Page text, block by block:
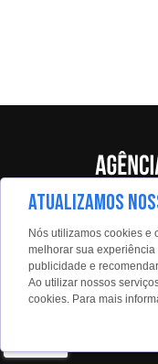
Av. Eng.
ATUALIZAMOS
Nós utilizamos cookies e
melhorar sua
publicidade e
Ao utilizar nossos
cookies. Para mais